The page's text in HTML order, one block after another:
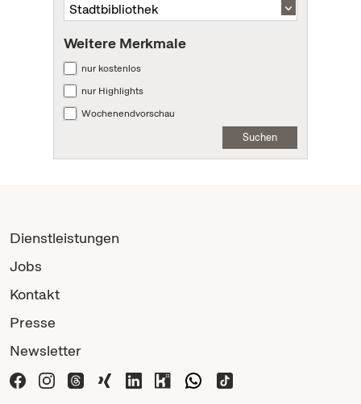
Weitere Merkmale
nur kostenlos
nur Highlights
Wochenendvorschau
Suchen
Dienstleistungen
Jobs
Kontakt
Presse
Newsletter